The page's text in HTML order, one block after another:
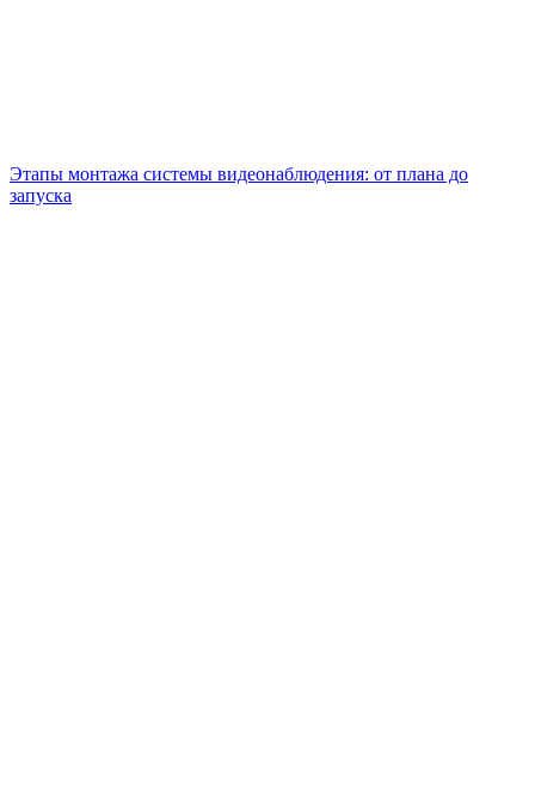
Этапы монтажа системы видеонаблюдения: от плана до
запуска